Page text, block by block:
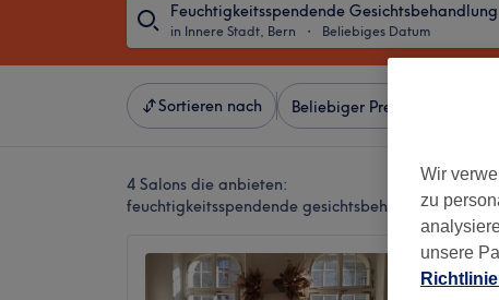
Feuchtigkeitsspendende Gesichtsbehandlung
in Innere Stadt, Bern ・ Beliebiges Datum
Sortieren nach Beliebiger Preis
4 Salons die anbieten:
feuchtigkeitsspendende gesichtsbehandlung in
4.8
Wir
zu
unsere